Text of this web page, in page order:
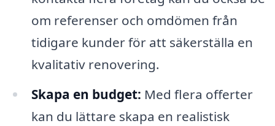
om referenser och omdömen från
tidigare kunder för att säkerställa en
kvalitativ renovering.
Skapa en budget: Med flera offerter
kan du lättare skapa en realistisk